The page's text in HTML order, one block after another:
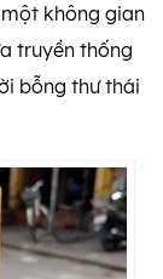
không gian
truyền thống
bỗng thư thái